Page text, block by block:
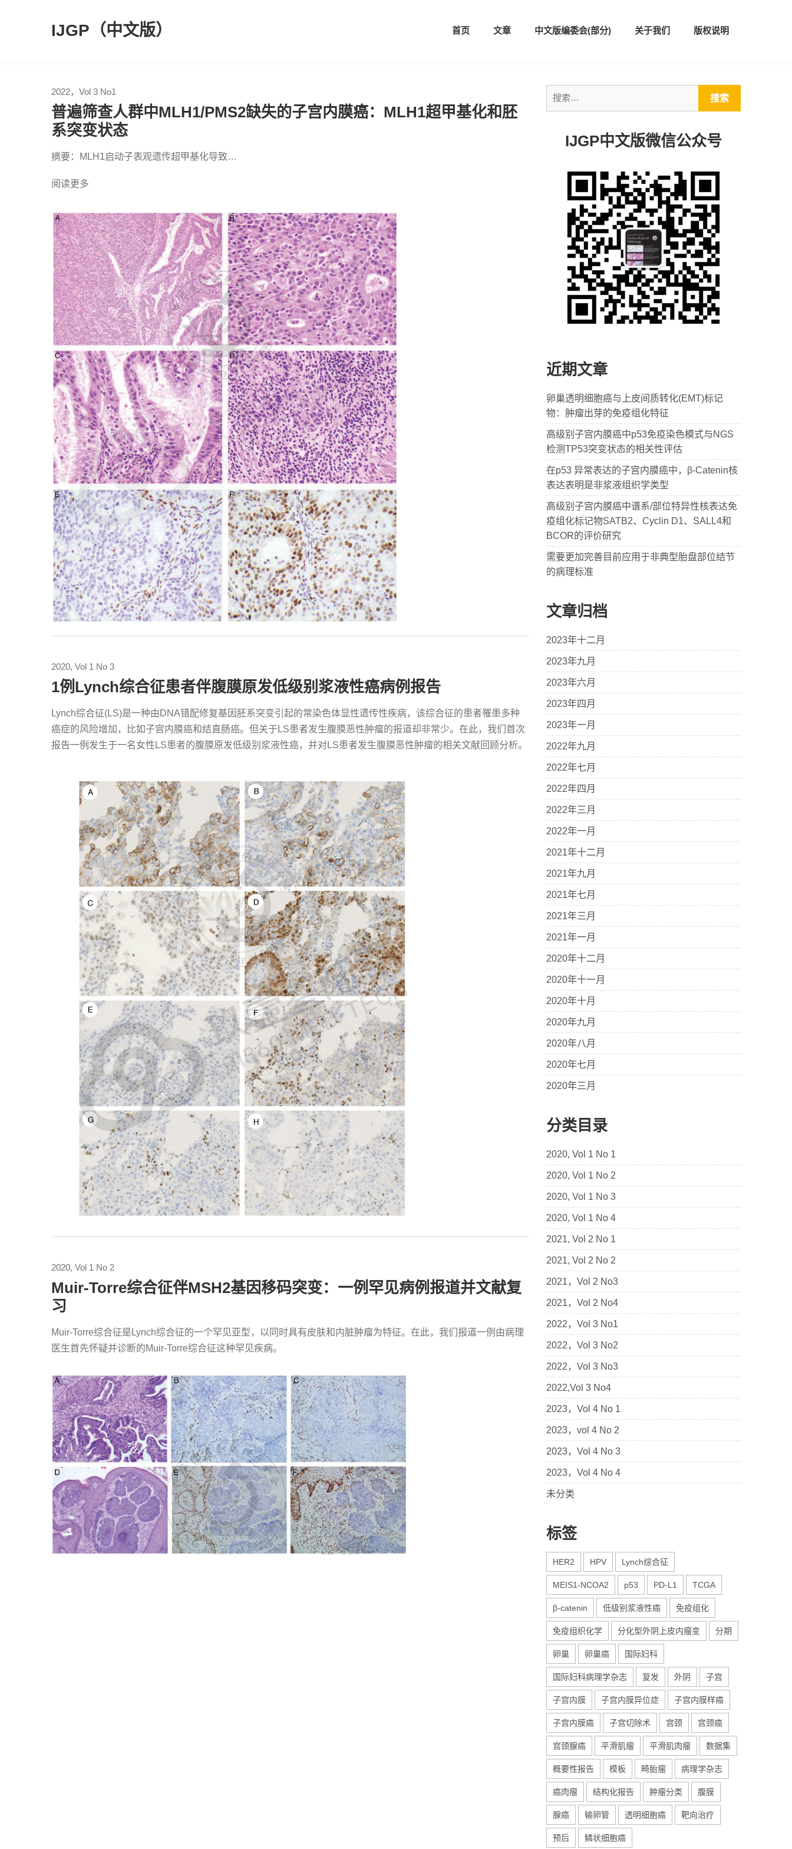
IJGP（中文版） 首页 文章 中文版编委会(部分) 关于我们 版权说明
2022，Vol 3 No1
普遍筛查人群中MLH1/PMS2缺失的子宫内膜癌：MLH1超甲基化和胚
系突变状态
摘要：MLH1启动子表观遗传超甲基化导致…
阅读更多
2020, Vol 1 No 3
1例Lynch综合征患者伴腹膜原发低级别浆液性癌病例报告
Lynch综合征(LS)是一种由DNA错配修复基因胚系突变引起的常染色体显性遗传性疾病，该综合征的患者罹患多种
癌症的风险增加，比如子宫内膜癌和结直肠癌。但关于LS患者发生腹膜恶性肿瘤的报道却非常少。在此，我们首次
报告一例发生于一名女性LS患者的腹膜原发低级别浆液性癌，并对LS患者发生腹膜恶性肿瘤的相关文献回顾分析。
2020, Vol 1 No 2
Muir-Torre综合征伴MSH2基因移码突变：一例罕见病例报道并文献复
习
Muir-Torre综合征是Lynch综合征的一个罕见亚型，以同时具有皮肤和内脏肿瘤为特征。在此，我们报道一例由病理
医生首先怀疑并诊断的Muir-Torre综合征这种罕见疾病。
搜
IJGP中文版微信公众号
近期文章
卵巢透明细胞癌与上皮间质转化(EMT)标记
物：肿瘤出芽的免疫组化特征
高级别子宫内膜癌中p53免疫染色模式与NGS
检测TP53突变状态的相关性评估
在p53 异常表达的子宫内膜癌中，β-Catenin核
表达表明是非浆液组织学类型
高级别子宫内膜癌中谱系/部位特异性核表达免
疫组化标记物SATB2、Cyclin D1、SALL4和
BCOR的评价研究
需要更加完善目前应用于非典型胎盘部位结节
的病理标准
文章归档
2023年十二月
2023年九月
2023年六月
2023年四月
2023年一月
2022年九月
2022年七月
2022年四月
2022年三月
2022年一月
2021年十二月
2021年九月
2021年七月
2021年三月
2021年一月
2020年十二月
2020年十一月
2020年十月
2020年九月
2020年八月
2020年七月
2020年三月
分类目录
2020, Vol 1 No 1
2020, Vol 1 No 2
2020, Vol 1 No 3
2020, Vol 1 No 4
2021, Vol 2 No 1
2021, Vol 2 No 2
2021，Vol 2 No3
2021，Vol 2 No4
2022，Vol 3 No1
2022，Vol 3 No2
2022，Vol 3 No3
2022,Vol 3 No4
2023，Vol 4 No 1
2023，vol 4 No 2
2023，Vol 4 No 3
2023，Vol 4 No 4
未分类
标签
HER2 HPV Lynch综合征
MEIS1-NCOA2 p53 PD-L1 TCGA
β-catenin 低级别浆液性癌 免疫组化
免疫组织化学 分化型外阴上皮内瘤变 分期
卵巢 卵巢癌 国际妇科
国际妇科病理学杂志 复发 外阴 子宫
子宫内膜 子宫内膜异位症 子宫内膜样癌
子宫内膜癌 子宫切除术 宫颈 宫颈癌
宫颈腺癌 平滑肌瘤 平滑肌肉瘤 数据集
概要性报告 模板 畸胎瘤 病理学杂志
癌肉瘤 结构化报告 肿瘤分类 腹膜
腺癌 输卵管 透明细胞癌 靶向治疗
预后 鳞状细胞癌